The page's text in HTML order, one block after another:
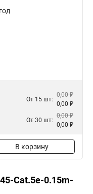
От 15 шт:
0,00 ₽
0,00 ₽
От 30 шт:
0,00 ₽
0,00 ₽
В корзину
Cat.5e-0.15m-